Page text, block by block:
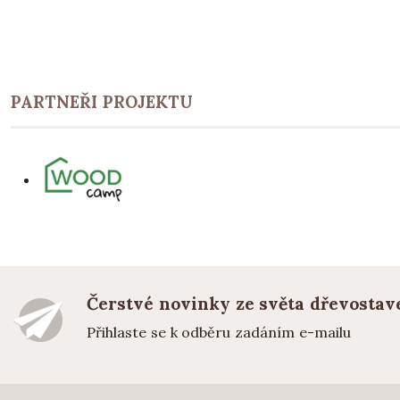
PARTNEŘI PROJEKTU
Čerstvé novinky ze světa
Přihlaste se k odběru zadáním e-mailu